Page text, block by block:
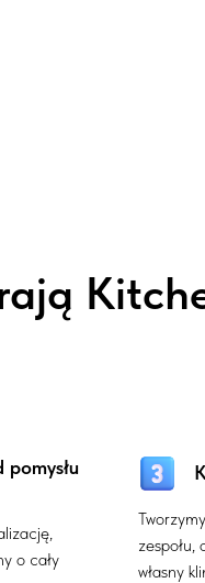
o cały
własny